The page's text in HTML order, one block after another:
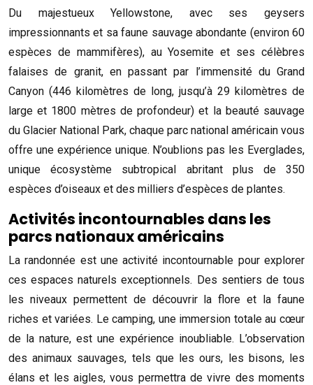
Du majestueux Yellowstone, avec ses geysers
impressionnants et sa faune sauvage abondante (environ 60
espèces de mammifères), au Yosemite et ses célèbres
falaises de granit, en passant par l’immensité du Grand
Canyon (446 kilomètres de long, jusqu’à 29 kilomètres de
large et 1800 mètres de profondeur) et la beauté sauvage
du Glacier National Park, chaque parc national américain vous
offre une expérience unique. N’oublions pas les Everglades,
unique écosystème subtropical abritant plus de 350
espèces d’oiseaux et des milliers d’espèces de plantes.
Activités incontournables dans les
parcs nationaux américains
La randonnée est une activité incontournable pour explorer
ces espaces naturels exceptionnels. Des sentiers de tous
les niveaux permettent de découvrir la flore et la faune
riches et variées. Le camping, une immersion totale au cœur
de la nature, est une expérience inoubliable. L’observation
des animaux sauvages, tels que les ours, les bisons, les
élans et les aigles, vous permettra de vivre des moments